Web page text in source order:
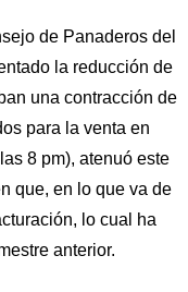
de Panaderos del
la reducción de
una contracción de
para la venta en
8 pm), atenuó este
que, en lo que va de
lo cual ha
anterior.